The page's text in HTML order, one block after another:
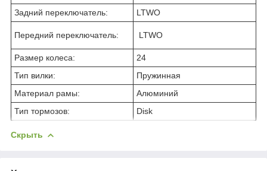
Задний переключатель:
LTWO
Передний переключатель: LTWO
Размер колеса:
24
Тип вилки:
Пружинная
Материал рамы:
Алюминий
Тип тормозов:
Disk
Скрыть